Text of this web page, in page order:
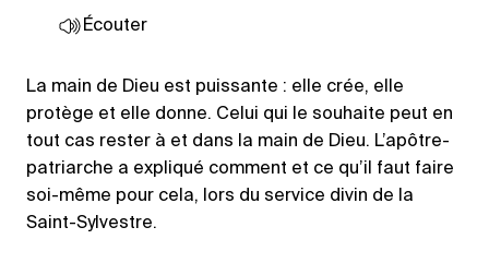
Écouter
La main de Dieu est puissante : elle crée, elle
protège et elle donne. Celui qui le souhaite peut en
tout cas rester à et dans la main de Dieu. L’apôtre-
patriarche a expliqué comment et ce qu’il faut faire
soi-même pour cela, lors du service divin de la
Saint-Sylvestre.